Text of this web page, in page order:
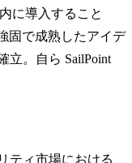
に導入すること
固で成熟したアイデ
立。自ら SailPoint
ティ市場における